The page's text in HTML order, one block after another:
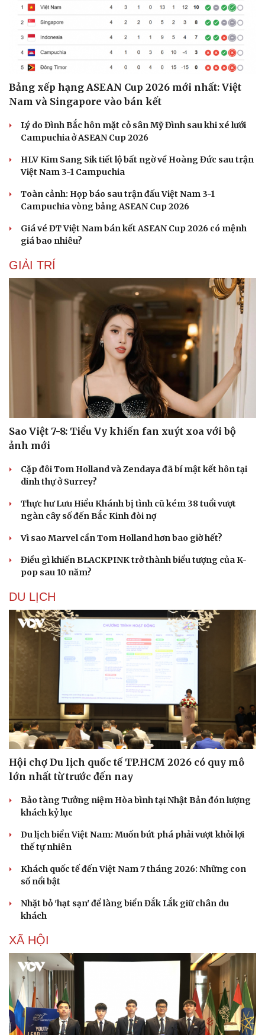
Sân khấu - Điện ảnh
Âm nhạc
Di sản
Giải trí
Thời trang
Sao Việt
Bảng xếp hạng ASEAN Cup 2026 mới nhất: Việt
Nam và Singapore vào bán kết
Lý do Đình Bắc hôn mặt cỏ sân Mỹ Đình sau khi xé lưới
Campuchia ở ASEAN Cup 2026
HLV Kim Sang Sik tiết lộ bất ngờ về Hoàng Đức sau trận
Việt Nam 3-1 Campuchia
Toàn cảnh: Họp báo sau trận đấu Việt Nam 3-1
Campuchia vòng bảng ASEAN Cup 2026
Giá vé ĐT Việt Nam bán kết ASEAN Cup 2026 có mệnh
giá bao nhiêu?
GIẢI TRÍ
Sao Việt 7-8: Tiểu Vy khiến fan xuýt xoa với bộ
ảnh mới
Cặp đôi Tom Holland và Zendaya đã bí mật kết hôn tại
dinh thự ở Surrey?
Thực hư Lưu Hiểu Khánh bị tình cũ kém 38 tuổi vượt
ngàn cây số đến Bắc Kinh đòi nợ
Vì sao Marvel cần Tom Holland hơn bao giờ hết?
Điều gì khiến BLACKPINK trở thành biểu tượng của K-
pop sau 10 năm?
DU LỊCH
Hội chợ Du lịch quốc tế TP.HCM 2026 có quy mô
lớn nhất từ trước đến nay
Bảo tàng Tưởng niệm Hòa bình tại Nhật Bản đón lượng
khách kỷ lục
Du lịch biển Việt Nam: Muốn bứt phá phải vượt khỏi lợi
thế tự nhiên
Khách quốc tế đến Việt Nam 7 tháng 2026: Những con
số nổi bật
Nhặt bỏ 'hạt sạn' để làng biển Đắk Lắk giữ chân du
khách
XÃ HỘI